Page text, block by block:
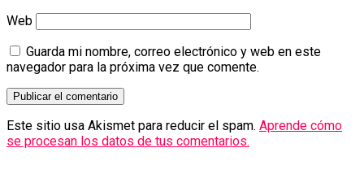
Web
Guarda mi nombre, correo electrónico y web en este
navegador para la próxima vez que comente.
Este sitio usa Akismet para reducir el spam. Aprende cómo
se procesan los datos de tus comentarios.